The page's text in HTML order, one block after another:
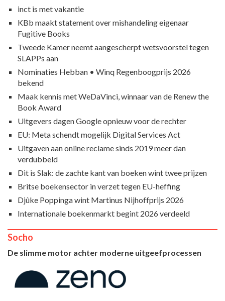
inct is met vakantie
KBb maakt statement over mishandeling eigenaar
Fugitive Books
Tweede Kamer neemt aangescherpt wetsvoorstel tegen
SLAPPs aan
Nominaties Hebban • Winq Regenboogprijs 2026
bekend
Maak kennis met WeDaVinci, winnaar van de Renew the
Book Award
Uitgevers dagen Google opnieuw voor de rechter
EU: Meta schendt mogelijk Digital Services Act
Uitgaven aan online reclame sinds 2019 meer dan
verdubbeld
Dit is Slak: de zachte kant van boeken wint twee prijzen
Britse boekensector in verzet tegen EU-heffing
Djûke Poppinga wint Martinus Nijhoffprijs 2026
Internationale boekenmarkt begint 2026 verdeeld
Socho
De slimme motor achter moderne uitgeefprocessen